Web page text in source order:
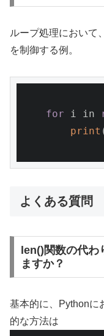
ループ処理において
を制御する例。
for i in
print
よくある質問
len()関数の代わ
ますか？
基本的に、Pythonに
的な方法は